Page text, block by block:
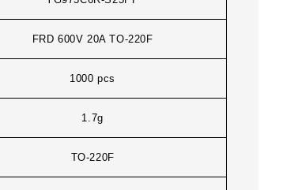
FRD 600V 20A TO-220F
1000 pcs
1.7g
TO-220F